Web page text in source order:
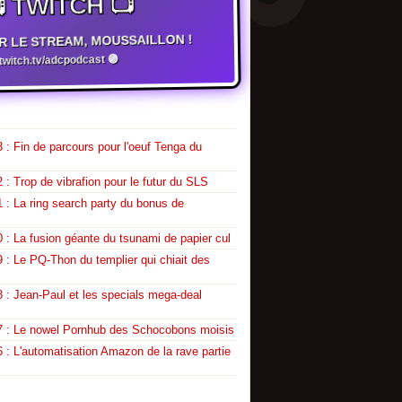
LE STREAM, MOUSSAILLON !
adcpodcast 🟣
: Fin de parcours pour l'oeuf Tenga du
: Trop de vibrafion pour le futur du SLS
: La ring search party du bonus de
: La fusion géante du tsunami de papier cul
: Le PQ-Thon du templier qui chiait des
: Jean-Paul et les specials mega-deal
: Le nowel Pornhub des Schocobons moisis
: L'automatisation Amazon de la rave partie